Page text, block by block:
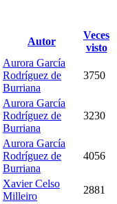
Autor
Veces
visto
Aurora García
Rodríguez de
Burriana
3750
Aurora García
Rodríguez de
Burriana
3230
Aurora García
Rodríguez de
Burriana
4056
Xavier Celso
Milleiro
2881